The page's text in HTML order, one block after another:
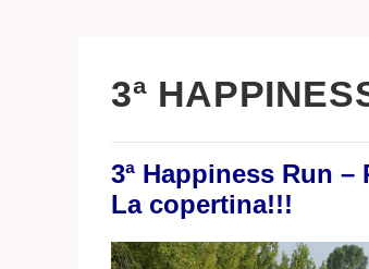
3ª
3ª Happiness Run –
La copertina!!!